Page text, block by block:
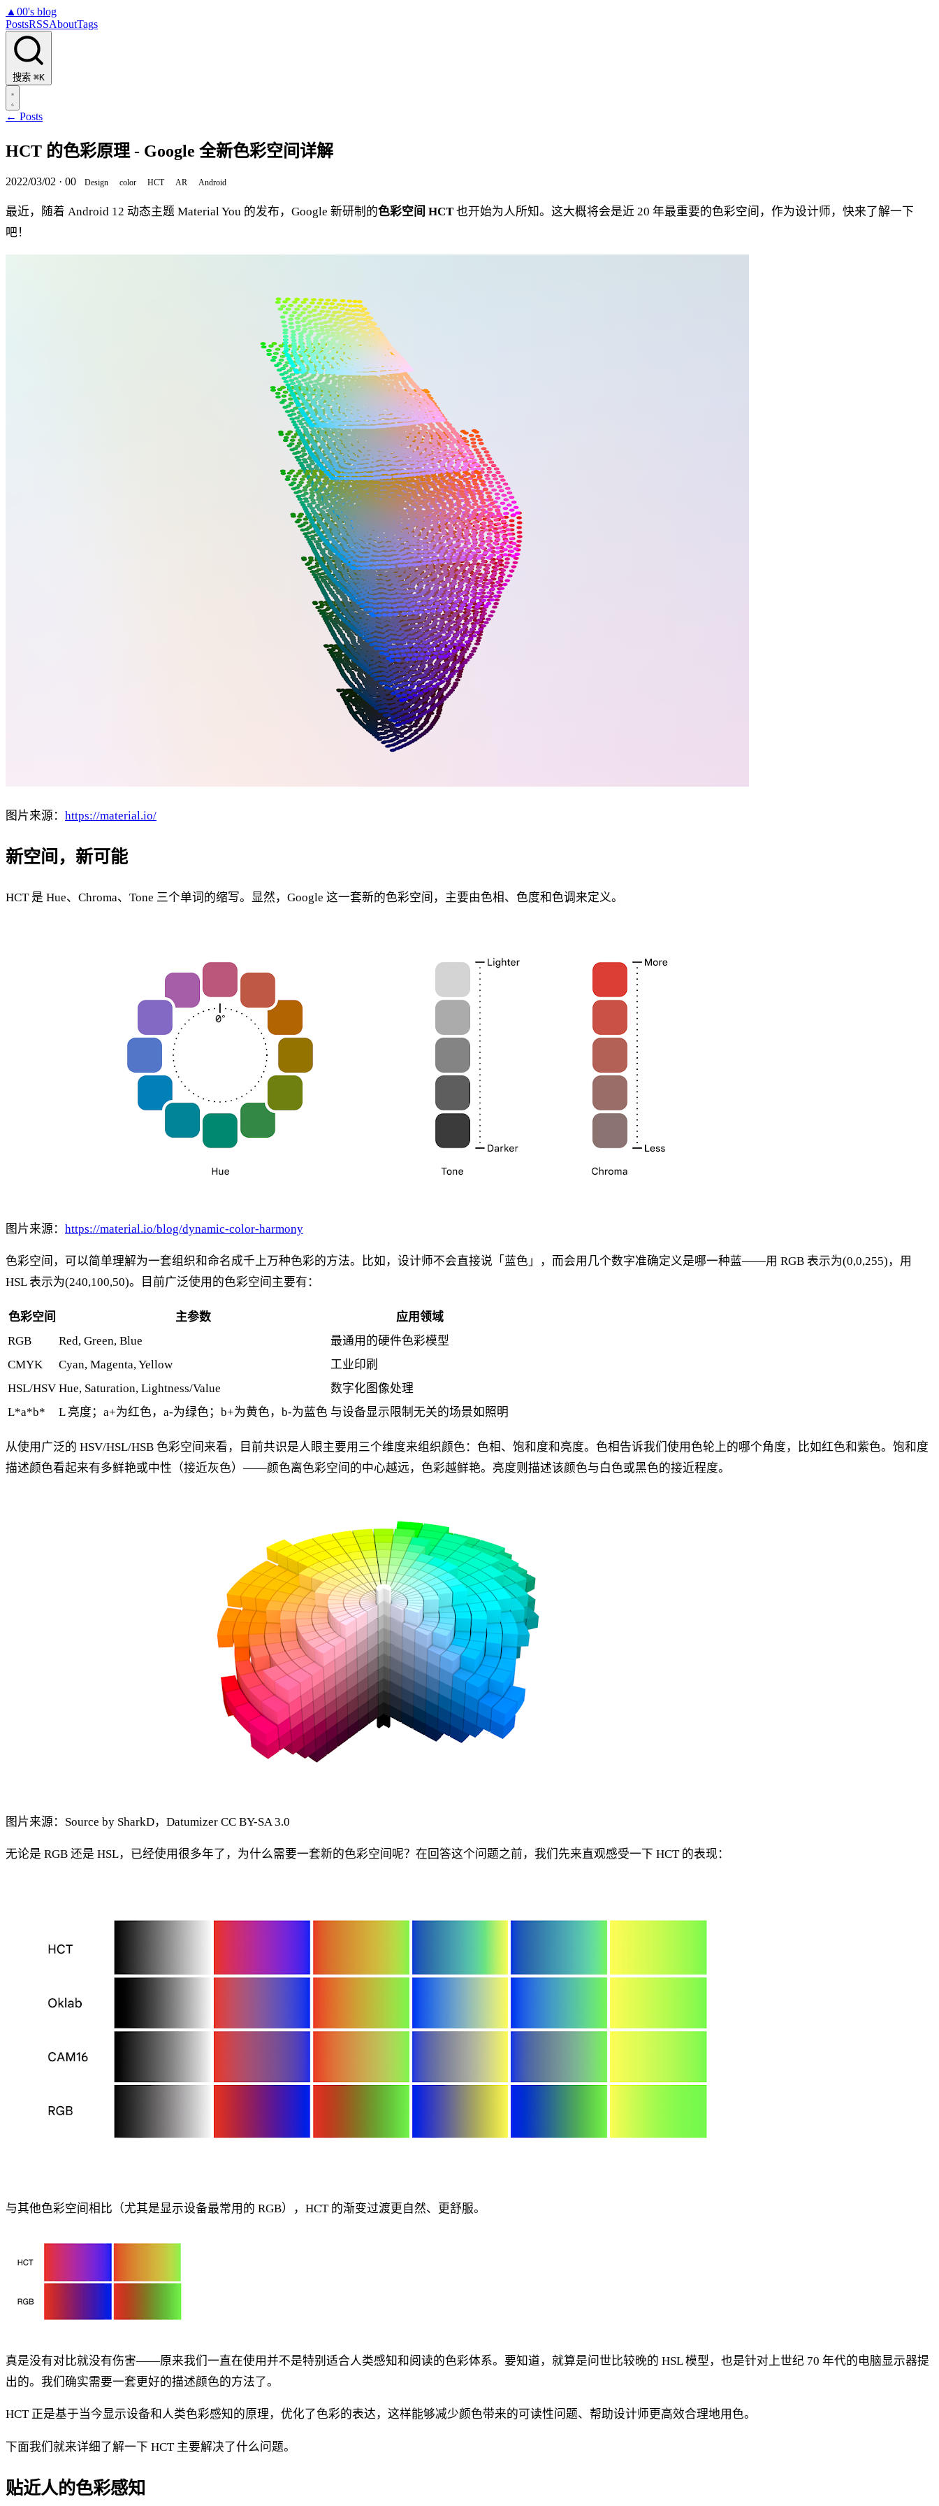
▲ 00's blog
PostsRSSAboutTags
搜索 ⌘K
← Posts
HCT 的色彩原理 - Google 全新色彩空间详解
2022/03/02 · 00 Design color HCT AR Android
最近，随着 Android 12 动态主题 Material You 的发布，Google 新研制的色彩空间 HCT 也开始为人所知。这大概将会是近 20 年最重要的色彩空间，作为设计师，快来了解一下
吧！
图片来源： https://material.io/
新空间，新可能
HCT 是 Hue、Chroma、Tone 三个单词的缩写。显然，Google 这一套新的色彩空间，主要由色相、色度和色调来定义。
图片来源： https://material.io/blog/dynamic-color-harmony
色彩空间，可以简单理解为一套组织和命名成千上万种色彩的方法。比如，设计师不会直接说「蓝色」，而会用几个数字准确定义是哪一种蓝——用 RGB 表示为(0,0,255)，用
HSL 表示为(240,100,50)。目前广泛使用的色彩空间主要有：
色彩空间 主参数
应用领域
RGB
Red, Green, Blue
最通用的硬件色彩模型
CMYK
Cyan, Magenta, Yellow
工业印刷
HSL/HSV Hue, Saturation, Lightness/Value
数字化图像处理
L*a*b*
L 亮度；a+为红色，a-为绿色；b+为黄色，b-为蓝色 与设备显示限制无关的场景如照明
从使用广泛的 HSV/HSL/HSB 色彩空间来看，目前共识是人眼主要用三个维度来组织颜色：色相、饱和度和亮度。色相告诉我们使用色轮上的哪个角度，比如红色和紫色。饱和度
描述颜色看起来有多鲜艳或中性（接近灰色）——颜色离色彩空间的中心越远，色彩越鲜艳。亮度则描述该颜色与白色或黑色的接近程度。
图片来源：Source by SharkD，Datumizer CC BY-SA 3.0
无论是 RGB 还是 HSL，已经使用很多年了，为什么需要一套新的色彩空间呢？在回答这个问题之前，我们先来直观感受一下 HCT 的表现：
与其他色彩空间相比（尤其是显示设备最常用的 RGB），HCT 的渐变过渡更自然、更舒服。
真是没有对比就没有伤害——原来我们一直在使用并不是特别适合人类感知和阅读的色彩体系。要知道，就算是问世比较晚的 HSL 模型，也是针对上世纪 70 年代的电脑显示器提
出的。我们确实需要一套更好的描述颜色的方法了。
HCT 正是基于当今显示设备和人类色彩感知的原理，优化了色彩的表达，这样能够减少颜色带来的可读性问题、帮助设计师更高效合理地用色。
下面我们就来详细了解一下 HCT 主要解决了什么问题。
贴近人的色彩感知